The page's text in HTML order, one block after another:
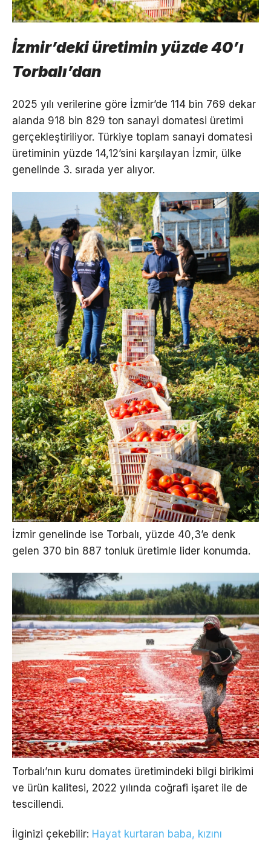
İzmir’deki üretimin yüzde 40’ı
Torbalı’dan
2025 yılı verilerine göre İzmir’de 114 bin 769 dekar
alanda 918 bin 829 ton sanayi domatesi üretimi
gerçekleştiriliyor. Türkiye toplam sanayi domatesi
üretiminin yüzde 14,12’sini karşılayan İzmir, ülke
genelinde 3. sırada yer alıyor.
İzmir genelinde ise Torbalı, yüzde 40,3’e denk
gelen 370 bin 887 tonluk üretimle lider konumda.
Torbalı’nın kuru domates üretimindeki bilgi birikimi
ve ürün kalitesi, 2022 yılında coğrafi işaret ile de
tescillendi.
İlginizi çekebilir: Hayat kurtaran baba, kızını